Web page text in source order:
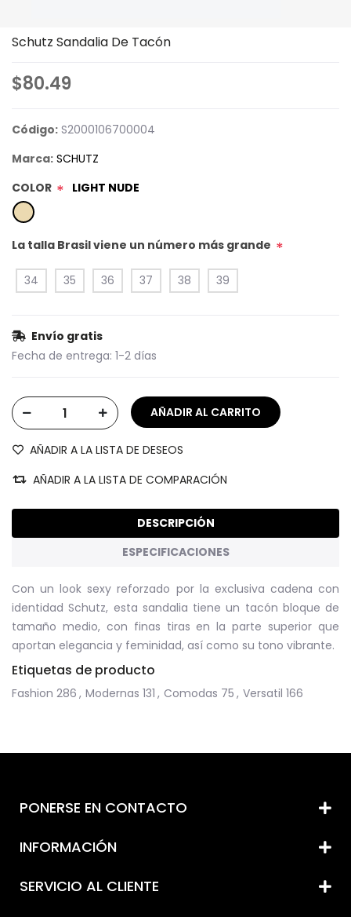
Schutz Sandalia De Tacón
$80.49
Código: S2000106700004
Marca: SCHUTZ
COLOR * LIGHT NUDE
La talla Brasil viene un número más grande *
34 35 36 37 38 39
Envío gratis
Fecha de entrega: 1-2 días
AÑADIR A LA LISTA DE DESEOS
AÑADIR A LA LISTA DE COMPARACIÓN
DESCRIPCIÓN
ESPECIFICACIONES
Con un look sexy reforzado por la exclusiva cadena con
identidad Schutz, esta sandalia tiene un tacón bloque de
tamaño medio, con finas tiras en la parte superior que
aportan elegancia y feminidad, así como su tono vibrante.
Etiquetas de producto
Fashion 286 , Modernas 131 , Comodas 75 , Versatil 166
PONERSE EN CONTACTO
INFORMACIÓN
SERVICIO AL CLIENTE